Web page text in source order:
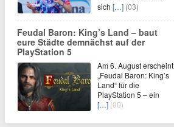
sich […] (03)
Feudal Baron: King’s Land – baut
eure Städte demnächst auf der
PlayStation 5
Am 6. August erscheint
„Feudal Baron: King’s
Land“ für die
PlayStation 5 – ein
[…] (00)